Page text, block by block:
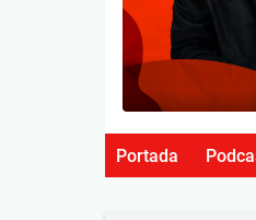
Portada